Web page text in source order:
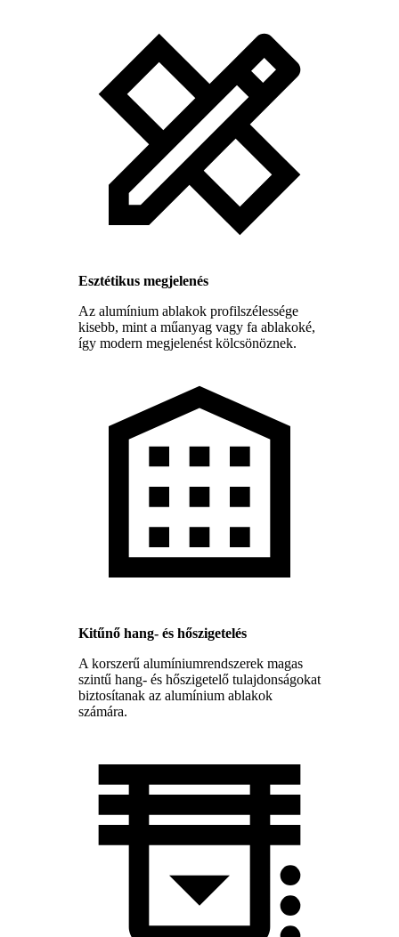
Esztétikus megjelenés
Az alumínium ablakok profilszélessége
kisebb, mint a műanyag vagy fa ablakoké,
így modern megjelenést kölcsönöznek.
Kitűnő hang- és hőszigetelés
A korszerű alumíniumrendszerek magas
szintű hang- és hőszigetelő tulajdonságokat
biztosítanak az alumínium ablakok
számára.